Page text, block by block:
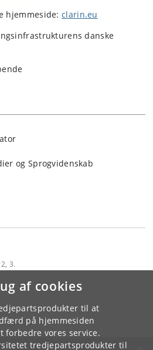
af cookies
til at
på hjemmesiden
forbedre vores service.
tredjepartsprodukter til
hjemmeside:clarin.eu
danske
og Sprogvidenskab
3.